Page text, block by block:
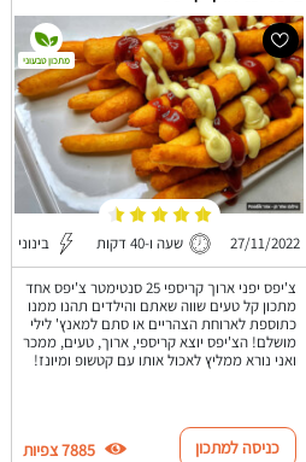
27/11/2022 שעה ו-40 דקות בינוני
צ'יפס יפני ארוך קריספי 25 סנטימטר צ'יפס אחד
מתכון קל טעים שווה שאתם והילדים תהנו ממנו
כתוספת לארוחת הצהריים או סתם למאנץ' לילי
מושלם! הצ'יפס יוצא קריספי, ארוך, טעים, ממכר
ואני נורא ממליץ לאכול אותו עם קטשופ ומיונז!
מתכון טבעוני
כניסה למתכון 7885 צפיות